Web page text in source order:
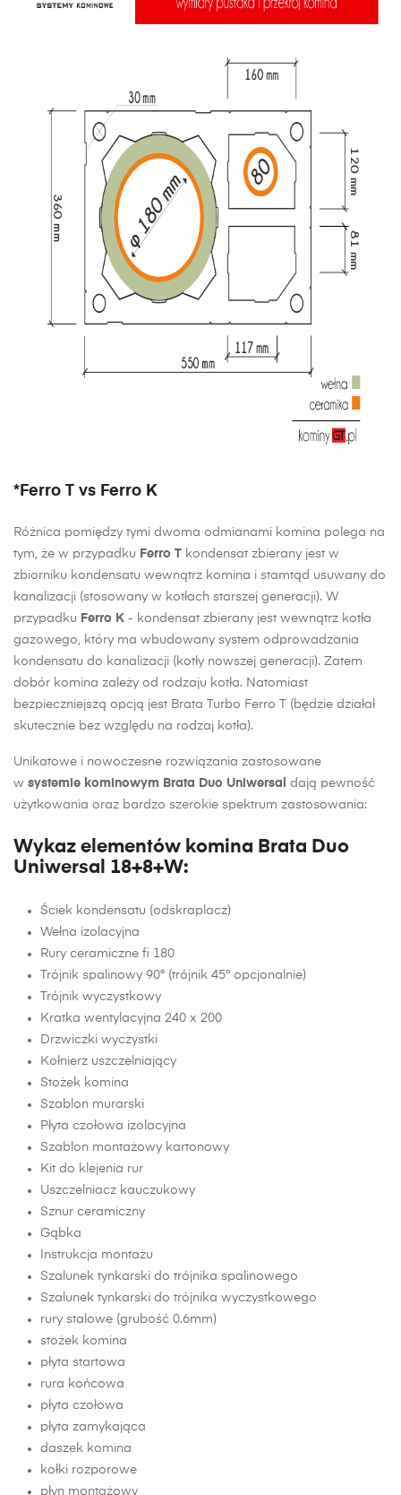
*Ferro T vs Ferro K
Różnica pomiędzy tymi dwoma odmianami komina polega na
tym, że w przypadku Ferro T kondensat zbierany jest w
zbiorniku kondensatu wewnątrz komina i stamtąd usuwany do
kanalizacji (stosowany w kotłach starszej generacji). W
przypadku Ferro K - kondensat zbierany jest wewnątrz kotła
gazowego, który ma wbudowany system odprowadzania
kondensatu do kanalizacji (kotły nowszej generacji). Zatem
dobór komina zależy od rodzaju kotła. Natomiast
bezpieczniejszą opcją jest Brata Turbo Ferro T (będzie działał
skutecznie bez względu na rodzaj kotła).
Unikatowe i nowoczesne rozwiązania zastosowane
w systemie kominowym Brata Duo Uniwersal
dają pewność
użytkowania oraz bardzo szerokie spektrum zastosowania:
Wykaz elementów komina Brata Duo
Uniwersal 18+8+W:
Ściek kondensatu (odskraplacz)
Wełna izolacyjna
Rury ceramiczne fi 180
Trójnik spalinowy 90° (trójnik 45° opcjonalnie)
Trójnik wyczystkowy
Kratka wentylacyjna 240 x 200
Drzwiczki wyczystki
Kołnierz uszczelniający
Stożek komina
Szablon murarski
Płyta czołowa izolacyjna
Szablon montażowy kartonowy
Kit do klejenia rur
Uszczelniacz kauczukowy
Sznur ceramiczny
Gąbka
Instrukcja montażu
Szalunek tynkarski do trójnika spalinowego
Szalunek tynkarski do trójnika wyczystkowego
rury stalowe (grubość 0.6mm)
stożek komina
płyta startowa
rura końcowa
płyta czołowa
płyta zamykająca
daszek komina
kołki rozporowe
płyn montażowy